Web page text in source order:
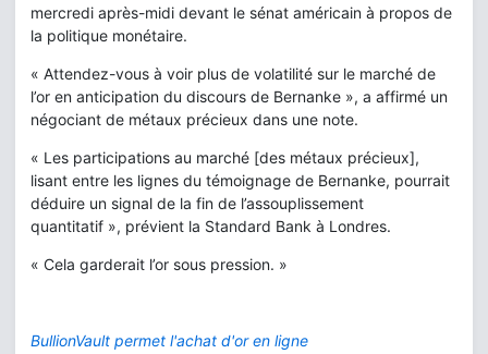
mercredi après-midi devant le sénat américain à propos de
la politique monétaire.
« Attendez-vous à voir plus de volatilité sur le marché de
l’or en anticipation du discours de Bernanke », a affirmé un
négociant de métaux précieux dans une note.
« Les participations au marché [des métaux précieux],
lisant entre les lignes du témoignage de Bernanke, pourrait
déduire un signal de la fin de l’assouplissement
quantitatif », prévient la Standard Bank à Londres.
« Cela garderait l’or sous pression. »
BullionVault permet l'achat d'or en ligne